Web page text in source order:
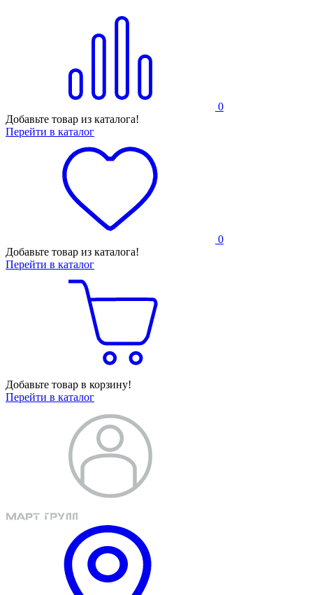
0
Добавьте товар из каталога!
Перейти в каталог
0
Добавьте товар из каталога!
Перейти в каталог
Добавьте товар в корзину!
Перейти в каталог